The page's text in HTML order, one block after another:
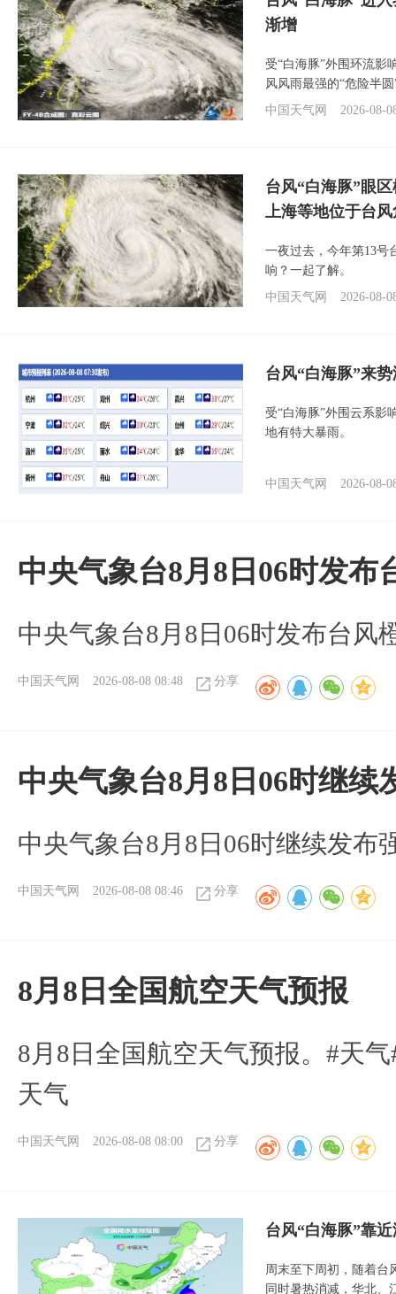
渐增
受“白海豚”外围环流影
风风雨最强的“危险半
中国天气网
2026-08-
台风“白海豚”眼
上海等地位于台
一夜过去，今年第13号
响？一起了解。
中国天气网
2026-08-
台风“白海豚”来
受“白海豚”外围云系影
地有特大暴雨。
中国天气网 2026-08-
中央气象台8月8日06时发布
中央气象台8月8日06时发布台风
中国天气网 2026-08-08 08:48 分享
中央气象台8月8日06时继
中央气象台8月8日06时继续发布
中国天气网 2026-08-08 08:46 分享
8月8日全国航空天气预报
8月8日全国航空天气预报。#天
天气
中国天气网 2026-08-08 08:00 分享
台风“白海豚”靠
周末至下周初，随着台
同时暑热消减，华北、